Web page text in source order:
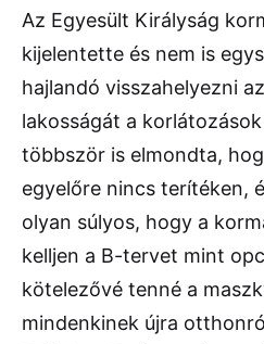
Az Egyesült Királyság
kijelentette és nem is
hajlandó visszahelyezni
lakosságát a
többször is elmondta,
egyelőre nincs terítéken,
olyan súlyos, hogy a
kelljen a B-tervet mint
kötelezővé tenné a
mindenkinek újra